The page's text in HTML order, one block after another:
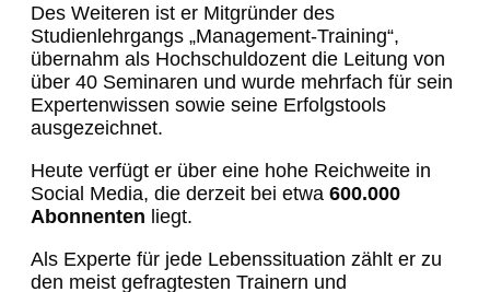
Des Weiteren ist er Mitgründer des
Studienlehrgangs „Management-Training“,
übernahm als Hochschuldozent die Leitung von
über 40 Seminaren und wurde mehrfach für sein
Expertenwissen sowie seine Erfolgstools
ausgezeichnet.
Heute verfügt er über eine hohe Reichweite in
Social Media, die derzeit bei etwa 600.000
Abonnenten liegt.
Als Experte für jede Lebenssituation zählt er zu
den meist gefragtesten Trainern und